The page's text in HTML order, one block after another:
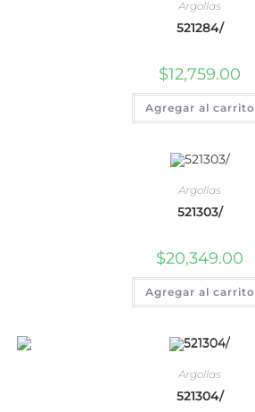
Argollas
521284/
$12,759.00
Agregar al carrito
Argollas
521303/
$20,349.00
Agregar al carrito
Argollas
521304/